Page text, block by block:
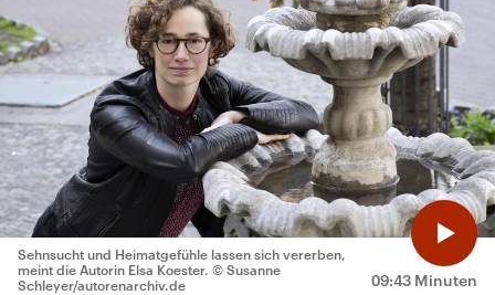
09:43 Minuten
Sehnsucht und Heimatgefühle lassen sich vererben,
meint die Autorin Elsa Koester. © Susanne
Schleyer/autorenarchiv.de